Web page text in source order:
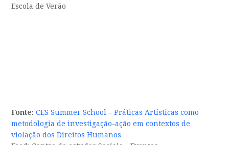
Escola de Verão
Fonte: CES Summer School – Práticas Artísticas como
metodologia de investigação-ação em contextos de
violação dos Direitos Humanos